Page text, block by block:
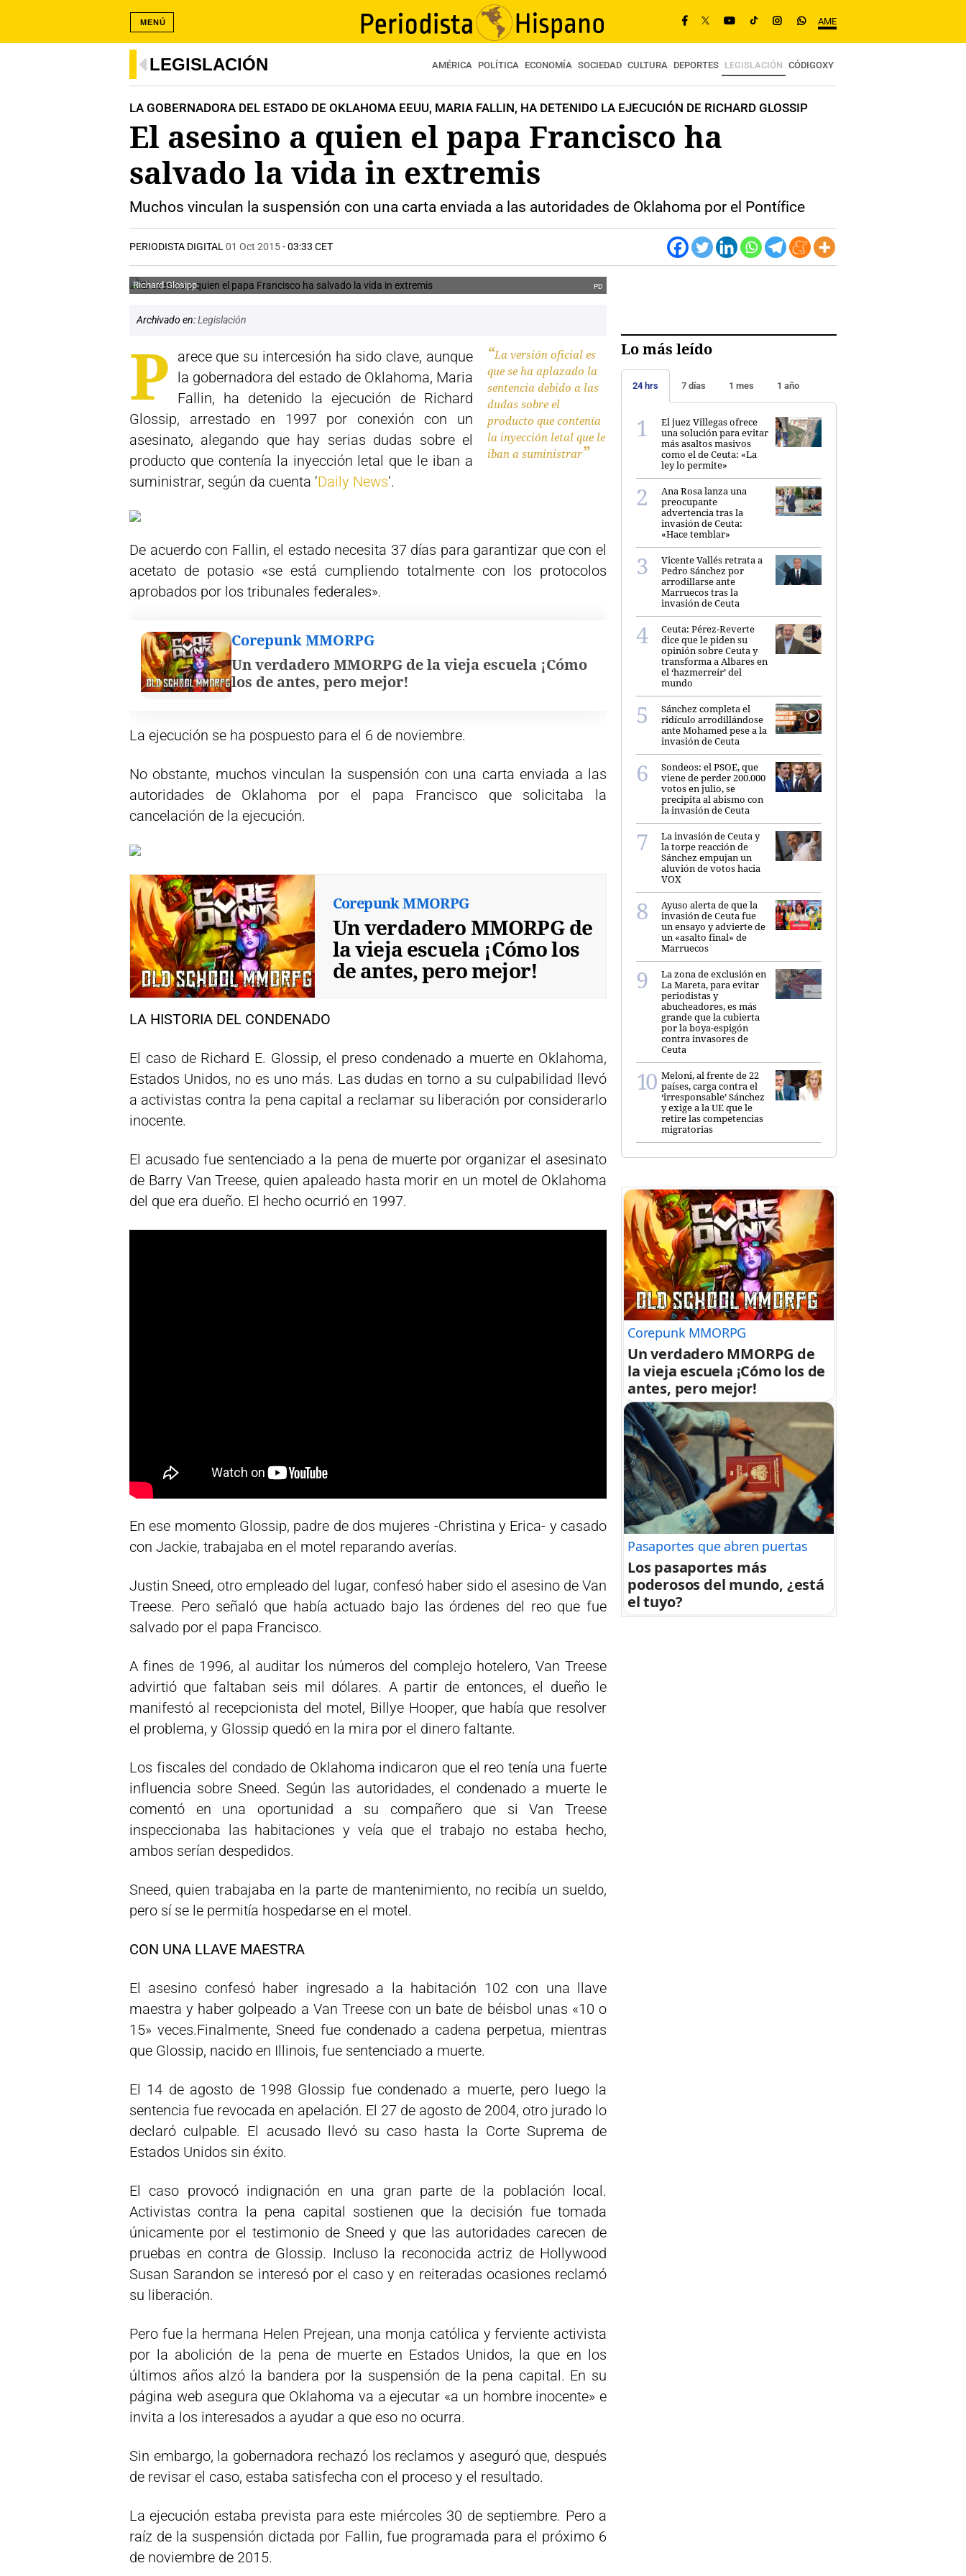
AME
MENÚ
LEGISLACIÓN AMÉRICA POLÍTICA ECONOMÍA SOCIEDAD CULTURA DEPORTES LEGISLACIÓN CÓDIGOXY
LA GOBERNADORA DEL ESTADO DE OKLAHOMA EEUU, MARIA FALLIN, HA DETENIDO LA EJECUCIÓN DE RICHARD GLOSSIP
El asesino a quien el papa Francisco ha
salvado la vida in extremis
Muchos vinculan la suspensión con una carta enviada a las autoridades de Oklahoma por el Pontífice
PERIODISTA DIGITAL 01 Oct 2015- 03:33 CET
Richard Glosipp PD
Archivado en:Legislación
La versión oficial es
que se ha aplazado la
sentencia debido a las
dudas sobre el
producto que contenía
la inyección letal que le
iban a suministrar
P
arece que su intercesión ha sido clave, aunque
la gobernadora del estado de Oklahoma, Maria
Fallin, ha detenido la ejecución de Richard
Glossip, arrestado en 1997 por conexión con un
asesinato, alegando que hay serias dudas sobre el
producto que contenía la inyección letal que le iban a
suministrar, según da cuenta ‘Daily News‘.
De acuerdo con Fallin, el estado necesita 37 días para garantizar que con el
acetato de potasio «se está cumpliendo totalmente con los protocolos
aprobados por los tribunales federales».
Corepunk MMORPG
Un verdadero MMORPG de la vieja escuela ¡Cómo
los de antes, pero mejor!
La ejecución se ha pospuesto para el 6 de noviembre.
No obstante, muchos vinculan la suspensión con una carta enviada a las
autoridades de Oklahoma por el papa Francisco que solicitaba la
cancelación de la ejecución.
Corepunk MMORPG
Un verdadero MMORPG de
la vieja escuela ¡Cómo los
de antes, pero mejor!
LA HISTORIA DEL CONDENADO
El caso de Richard E. Glossip, el preso condenado a muerte en Oklahoma,
Estados Unidos, no es uno más. Las dudas en torno a su culpabilidad llevó
a activistas contra la pena capital a reclamar su liberación por considerarlo
inocente.
El acusado fue sentenciado a la pena de muerte por organizar el asesinato
de Barry Van Treese, quien apaleado hasta morir en un motel de Oklahoma
del que era dueño. El hecho ocurrió en 1997.
En ese momento Glossip, padre de dos mujeres -Christina y Erica- y casado
con Jackie, trabajaba en el motel reparando averías.
Justin Sneed, otro empleado del lugar, confesó haber sido el asesino de Van
Treese. Pero señaló que había actuado bajo las órdenes del reo que fue
salvado por el papa Francisco.
A fines de 1996, al auditar los números del complejo hotelero, Van Treese
advirtió que faltaban seis mil dólares. A partir de entonces, el dueño le
manifestó al recepcionista del motel, Billye Hooper, que había que resolver
el problema, y Glossip quedó en la mira por el dinero faltante.
Los fiscales del condado de Oklahoma indicaron que el reo tenía una fuerte
influencia sobre Sneed. Según las autoridades, el condenado a muerte le
comentó en una oportunidad a su compañero que si Van Treese
inspeccionaba las habitaciones y veía que el trabajo no estaba hecho,
ambos serían despedidos.
Sneed, quien trabajaba en la parte de mantenimiento, no recibía un sueldo,
pero sí se le permitía hospedarse en el motel.
CON UNA LLAVE MAESTRA
El asesino confesó haber ingresado a la habitación 102 con una llave
maestra y haber golpeado a Van Treese con un bate de béisbol unas «10 o
15» veces.Finalmente, Sneed fue condenado a cadena perpetua, mientras
que Glossip, nacido en Illinois, fue sentenciado a muerte.
El 14 de agosto de 1998 Glossip fue condenado a muerte, pero luego la
sentencia fue revocada en apelación. El 27 de agosto de 2004, otro jurado lo
declaró culpable. El acusado llevó su caso hasta la Corte Suprema de
Estados Unidos sin éxito.
El caso provocó indignación en una gran parte de la población local.
Activistas contra la pena capital sostienen que la decisión fue tomada
únicamente por el testimonio de Sneed y que las autoridades carecen de
pruebas en contra de Glossip. Incluso la reconocida actriz de Hollywood
Susan Sarandon se interesó por el caso y en reiteradas ocasiones reclamó
su liberación.
Pero fue la hermana Helen Prejean, una monja católica y ferviente activista
por la abolición de la pena de muerte en Estados Unidos, la que en los
últimos años alzó la bandera por la suspensión de la pena capital. En su
página web asegura que Oklahoma va a ejecutar «a un hombre inocente» e
invita a los interesados a ayudar a que eso no ocurra.
Sin embargo, la gobernadora rechazó los reclamos y aseguró que, después
de revisar el caso, estaba satisfecha con el proceso y el resultado.
La ejecución estaba prevista para este miércoles 30 de septiembre. Pero a
raíz de la suspensión dictada por Fallin, fue programada para el próximo 6
de noviembre de 2015.
Lo más leído
24 hrs 7 días 1 mes 1 año
El juez Villegas ofrece
una solución para evitar
más asaltos masivos
como el de Ceuta: «La
ley lo permite»
Ana Rosa lanza una
preocupante
advertencia tras la
invasión de Ceuta:
«Hace temblar»
Vicente Vallés retrata a
Pedro Sánchez por
arrodillarse ante
Marruecos tras la
invasión de Ceuta
Ceuta: Pérez-Reverte
dice que le piden su
opinión sobre Ceuta y
transforma a Albares en
el ‘hazmerreír’ del
mundo
Sánchez completa el
ridículo arrodillándose
ante Mohamed pese a la
invasión de Ceuta
Sondeos: el PSOE, que
viene de perder 200.000
votos en julio, se
precipita al abismo con
la invasión de Ceuta
La invasión de Ceuta y
la torpe reacción de
Sánchez empujan un
aluvión de votos hacia
VOX
Ayuso alerta de que la
invasión de Ceuta fue
un ensayo y advierte de
un «asalto final» de
Marruecos
La zona de exclusión en
La Mareta, para evitar
periodistas y
abucheadores, es más
grande que la cubierta
por la boya-espigón
contra invasores de
Ceuta
Meloni, al frente de 22
países, carga contra el
‘irresponsable’ Sánchez
y exige a la UE que le
retire las competencias
migratorias
Corepunk MMORPG
Un verdadero MMORPG de
la vieja escuela ¡Cómo los de
antes, pero mejor!
Pasaportes que abren puertas
Los pasaportes más
poderosos del mundo, ¿está
el tuyo?